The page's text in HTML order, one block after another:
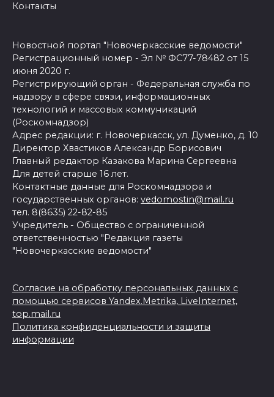
Контакты
Новостной портал "Новочеркасские ведомости"
Регистрационный номер - Эл № ФС77-78482 от 15
июня 2020 г.
Регистрирующий орган - Федеральная служба по
надзору в сфере связи, информационных
технологий и массовых коммуникаций
(Роскомнадзор)
Адрес редакции: г. Новочеркасск, ул. Думенко, д. 10
Директор Хвастиков Александр Борисович
Главный редактор Казакова Марина Сергеевна
Для детей старше 16 лет.
Контактные данные для Роскомнадзора и
государственных органов: vedomostin@mail.ru
тел. 8(8635) 22-82-85
Учредитель - Общество с ограниченной
ответственностью "Редакция газеты
"Новочеркасские ведомости"
Согласие на обработку персональных данных с
помощью сервисов Yandex.Metrika, LiveInternet,
top.mail.ru
Политика конфиденциальности и защиты
информации